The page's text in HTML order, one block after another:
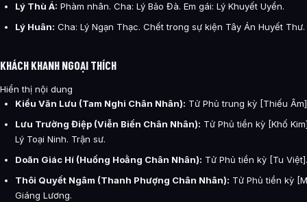
Lý Thù Á: Phàm nhân. Cha: Lý Bảo Đà. Em gái: Lý Khuyết Uyển.
Lý Huân: Cha: Lý Ngạn Thạc. Chết trong sự kiện Tây Án Huyết Thư.
KHÁCH KHANH NGOẠI THÍCH
Hiển thị nội dung
Kiều Văn Lưu (Tam Nghi Chân Nhân): Tử Phủ trung kỳ [Thiếu
Lưu Trường Điệp (Viễn Biến Chân Nhân): Tử Phủ tiền kỳ [Khố
Lý Toại Ninh. Trận sư.
Doãn Giác Hí (Huống Hoằng Chân Nhân): Tử Phủ tiền kỳ [Tu
Thôi Quyết Ngâm (Thanh Phượng Chân Nhân): Tử Phủ tiền kỳ
Giáng Lương.